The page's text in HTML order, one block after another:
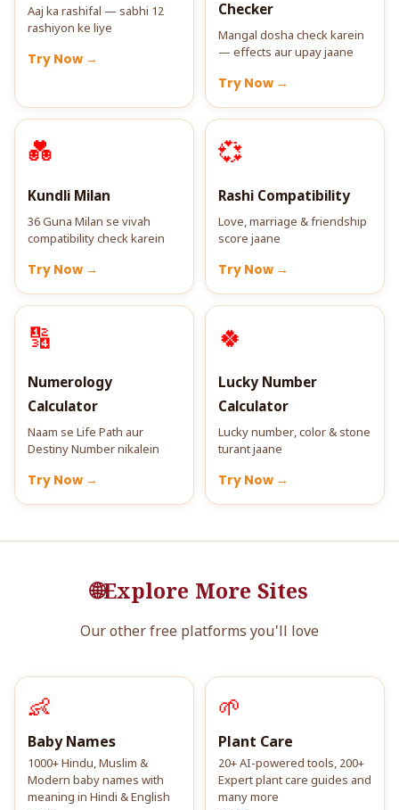
Aaj ka rashifal — sabhi 12
rashiyon ke liye
Try Now →
Checker
Mangal dosha check karein
— effects aur upay jaane
Try Now →
💑
Kundli Milan
36 Guna Milan se vivah
compatibility check karein
Try Now →
💞
Rashi Compatibility
Love, marriage & friendship
score jaane
Try Now →
🔢
Numerology
Calculator
Naam se Life Path aur
Destiny Number nikalein
Try Now →
🍀
Lucky Number
Calculator
Lucky number, color & stone
turant jaane
Try Now →
🌐Explore More Sites
Our other free platforms you'll love
👶
Baby Names
1000+ Hindu, Muslim &
Modern baby names with
meaning in Hindi & English
🌱
Plant Care
20+ AI-powered tools, 200+
Expert plant care guides and
many more